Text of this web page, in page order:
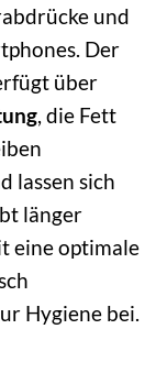
und
Der
über
, die Fett
lassen sich
länger
eine optimale
Hygiene bei.